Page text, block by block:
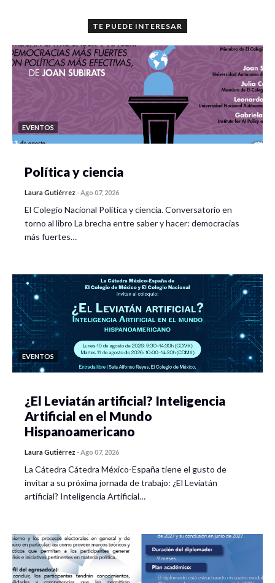
TE PUEDE INTERESAR
EVENTOS
Política y ciencia
Laura Gutiérrez -Ago 07, 2026
El Colegio Nacional Política y ciencia. Conversatorio en
torno al libro La brecha entre saber y hacer: democracias
más fuertes…
EVENTOS
¿El Leviatán artificial? Inteligencia
Artificial en el Mundo
Hispanoamericano
Laura Gutiérrez -Ago 07, 2026
La Cátedra Cátedra México-España tiene el gusto de
invitar a su próxima jornada de trabajo: ¿El Leviatán
artificial? Inteligencia Artificial…